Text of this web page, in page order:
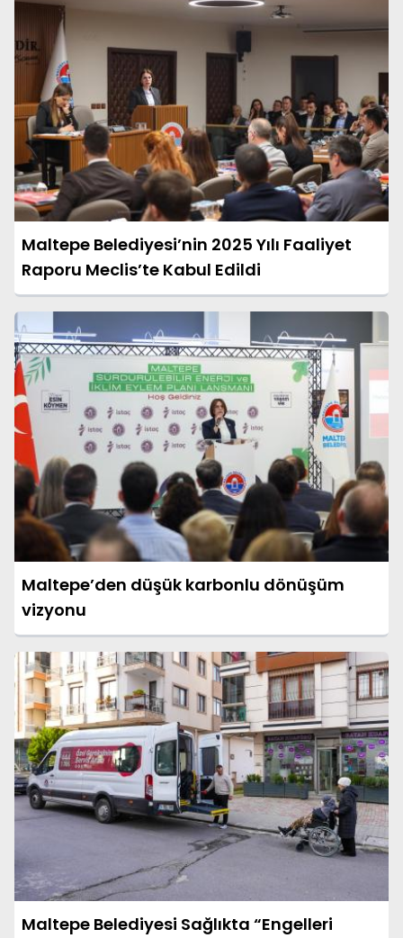
Maltepe Belediyesi’nin 2025 Yılı Faaliyet
Raporu Meclis’te Kabul Edildi
Maltepe’den düşük karbonlu dönüşüm
vizyonu
Maltepe Belediyesi Sağlıkta “Engelleri